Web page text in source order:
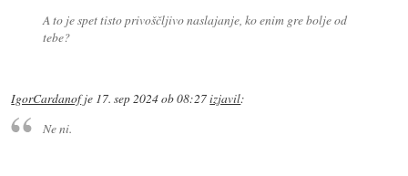
A to je spet tisto privoščljivo naslajanje, ko enim gre bolje od
tebe?
IgorCardanofje 17. sep 2024 ob 08:27izjavil:
Ne ni.